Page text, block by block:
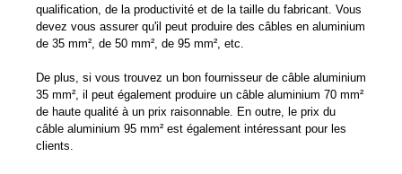
qualification, de la productivité et de la taille du fabricant. Vous
devez vous assurer qu'il peut produire des câbles en aluminium
de 35 mm², de 50 mm², de 95 mm², etc.
De plus, si vous trouvez un bon fournisseur de câble aluminium
35 mm², il peut également produire un câble aluminium 70 mm²
de haute qualité à un prix raisonnable. En outre, le prix du
câble aluminium 95 mm² est également intéressant pour les
clients.